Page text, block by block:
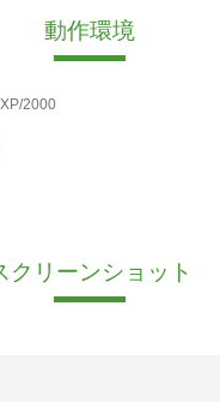
動作環境
2000
クリーンショット